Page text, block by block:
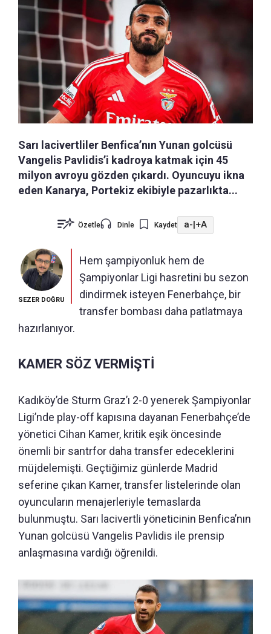
Sarı lacivertliler Benfica’nın Yunan golcüsü
Vangelis Pavlidis’i kadroya katmak için 45
milyon avroyu gözden çıkardı. Oyuncuyu ikna
eden Kanarya, Portekiz ekibiyle pazarlıkta...
Özetle Dinle Kaydet a-|+A
SEZER DOĞRU
Hem şampiyonluk hem de
Şampiyonlar Ligi hasretini bu sezon
dindirmek isteyen Fenerbahçe, bir
transfer bombası daha patlatmaya
hazırlanıyor.
KAMER SÖZ VERMİŞTİ
Kadıköy’de Sturm Graz’ı 2-0 yenerek Şampiyonlar
Ligi’nde play-off kapısına dayanan Fenerbahçe’de
yönetici Cihan Kamer, kritik eşik öncesinde
önemli bir santrfor daha transfer edeceklerini
müjdelemişti. Geçtiğimiz günlerde Madrid
seferine çıkan Kamer, transfer listelerinde olan
oyuncuların menajerleriyle temaslarda
bulunmuştu. Sarı lacivertli yöneticinin Benfica’nın
Yunan golcüsü Vangelis Pavlidis ile prensip
anlaşmasına vardığı öğrenildi.